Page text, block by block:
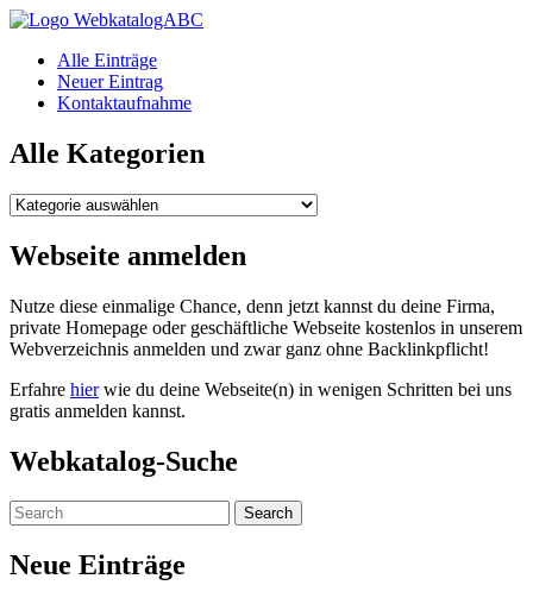
WebkatalogABC
Alle Einträge
Neuer Eintrag
Kontaktaufnahme
Alle Kategorien
Alle
Webseite anmelden
Nutze diese einmalige Chance, denn jetzt kannst du deine Firma,
private Homepage oder geschäftliche Webseite kostenlos in unserem
Webverzeichnis anmelden und zwar ganz ohne Backlinkpflicht!
Erfahre hierwie du deine Webseite(n) in wenigen Schritten bei uns
gratis anmelden kannst.
Webkatalog-Suche
Neue Einträge